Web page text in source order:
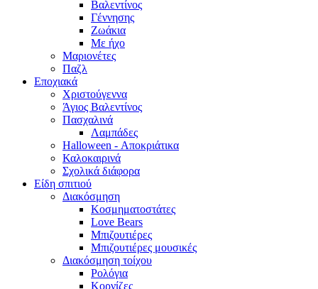
Βαλεντίνος
Γέννησης
Ζωάκια
Με ήχο
Μαριονέτες
Παζλ
Εποχιακά
Χριστούγεννα
Άγιος Βαλεντίνος
Πασχαλινά
Λαμπάδες
Halloween - Αποκριάτικα
Καλοκαιρινά
Σχολικά διάφορα
Είδη σπιτιού
Διακόσμηση
Κοσμηματοστάτες
Love Bears
Μπιζουτιέρες
Μπιζουτιέρες μουσικές
Διακόσμηση τοίχου
Ρολόγια
Κορνίζες